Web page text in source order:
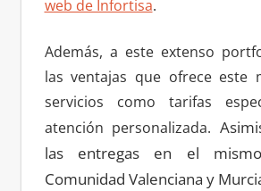
web de Infortisa.
Además, a este extenso
las ventajas que ofrece este
servicios como tarifas
atención personalizada.
las entregas en el
Comunidad Valenciana y